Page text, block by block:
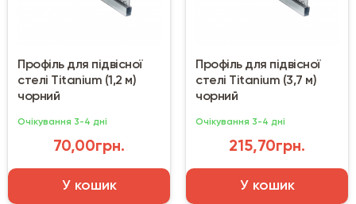
Профіль для підвісної
стелі Titanium (1,2 м)
чорний
Очікування 3-4 дні
70,00грн.
У кошик
Профіль для підвісної
стелі Titanium (3,7 м)
чорний
Очікування 3-4 дні
215,70грн.
У кошик